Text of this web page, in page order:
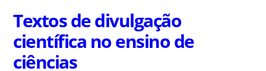
Textos de divulgação
científica no ensino de
ciências